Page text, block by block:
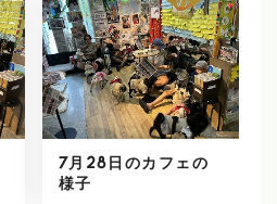
7月28日のカフェの
様子